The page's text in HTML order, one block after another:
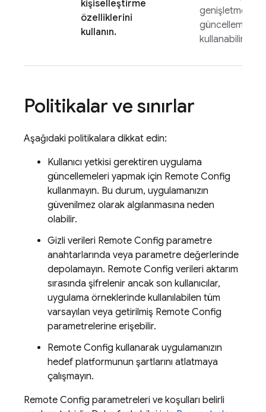
kişiselleştirme
özelliklerini
kullanın.
genişletmek ve
güncellemek
kullanabilirsiniz.
Politikalar ve sınırlar
Aşağıdaki politikalara dikkat edin:
Kullanıcı yetkisi gerektiren uygulama
güncellemeleri yapmak için Remote Config
kullanmayın. Bu durum, uygulamanızın
güvenilmez olarak algılanmasına neden
olabilir.
Gizli verileri Remote Config parametre
anahtarlarında veya parametre değerlerinde
depolamayın. Remote Config verileri aktarım
sırasında şifrelenir ancak son kullanıcılar,
uygulama örneklerinde kullanılabilen tüm
varsayılan veya getirilmiş Remote Config
parametrelerine erişebilir.
Remote Config kullanarak uygulamanızın
hedef platformunun şartlarını atlatmaya
çalışmayın.
Remote Config parametreleri ve koşulları belirli